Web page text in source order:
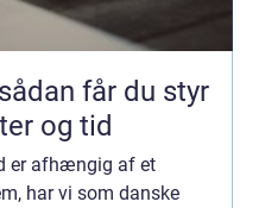
får du styr
og tid
er afhængig af et
har vi som danske